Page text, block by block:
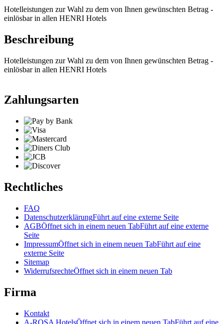
Hotelleistungen zur Wahl zu dem von Ihnen gewünschten Betrag -
einlösbar in allen HENRI Hotels
Beschreibung
Hotelleistungen zur Wahl zu dem von Ihnen gewünschten Betrag -
einlösbar in allen HENRI Hotels
Zahlungsarten
Rechtliches
FAQ
DatenschutzerklärungFührt auf eine externe Seite
AGBÖffnet sich in einem neuen TabFührt auf eine externe
Seite
ImpressumÖffnet sich in einem neuen TabFührt auf eine
externe Seite
Sitemap
WiderrufsrechteÖffnet sich in einem neuen Tab
Firma
Kontakt
A-ROSA HotelsÖffnet sich in einem neuen TabFührt auf eine